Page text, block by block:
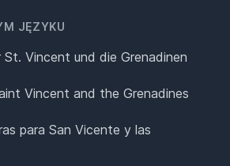
JĘZYKU
St. Vincent und die Grenadinen
Vincent and the Grenadines
para San Vicente y las